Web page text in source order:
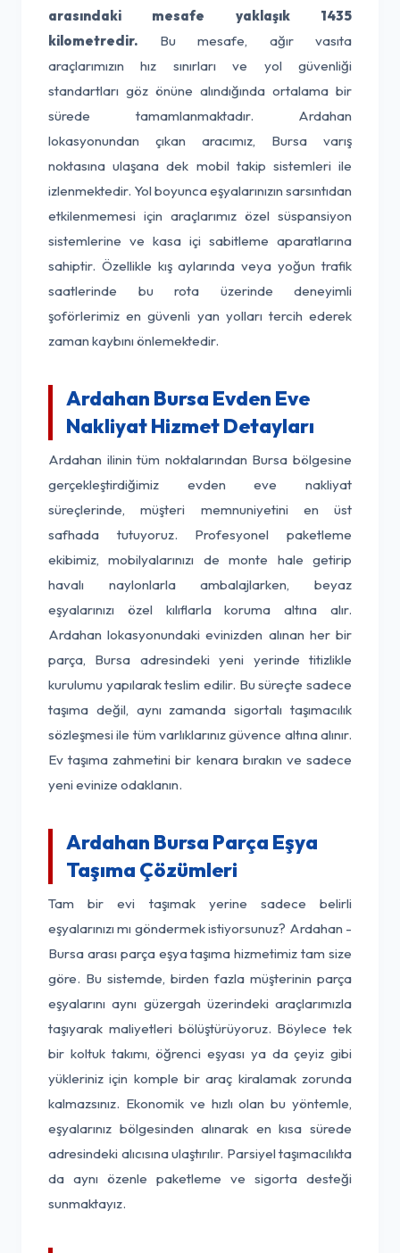
arasındaki mesafe yaklaşık 1435
kilometredir. Bu mesafe, ağır vasıta
araçlarımızın hız sınırları ve yol güvenliği
standartları göz önüne alındığında ortalama bir
sürede tamamlanmaktadır. Ardahan
lokasyonundan çıkan aracımız, Bursa varış
noktasına ulaşana dek mobil takip sistemleri ile
izlenmektedir. Yol boyunca eşyalarınızın sarsıntıdan
etkilenmemesi için araçlarımız özel süspansiyon
sistemlerine ve kasa içi sabitleme aparatlarına
sahiptir. Özellikle kış aylarında veya yoğun trafik
saatlerinde bu rota üzerinde deneyimli
şoförlerimiz en güvenli yan yolları tercih ederek
zaman kaybını önlemektedir.
Ardahan Bursa Evden Eve
Nakliyat Hizmet Detayları
Ardahan ilinin tüm noktalarından Bursa bölgesine
gerçekleştirdiğimiz evden eve nakliyat
süreçlerinde, müşteri memnuniyetini en üst
safhada tutuyoruz. Profesyonel paketleme
ekibimiz, mobilyalarınızı de monte hale getirip
havalı naylonlarla ambalajlarken, beyaz
eşyalarınızı özel kılıflarla koruma altına alır.
Ardahan lokasyonundaki evinizden alınan her bir
parça, Bursa adresindeki yeni yerinde titizlikle
kurulumu yapılarak teslim edilir. Bu süreçte sadece
taşıma değil, aynı zamanda sigortalı taşımacılık
sözleşmesi ile tüm varlıklarınız güvence altına alınır.
Ev taşıma zahmetini bir kenara bırakın ve sadece
yeni evinize odaklanın.
Ardahan Bursa Parça Eşya
Taşıma Çözümleri
Tam bir evi taşımak yerine sadece belirli
eşyalarınızı mı göndermek istiyorsunuz? Ardahan -
Bursa arası parça eşya taşıma hizmetimiz tam size
göre. Bu sistemde, birden fazla müşterinin parça
eşyalarını aynı güzergah üzerindeki araçlarımızla
taşıyarak maliyetleri bölüştürüyoruz. Böylece tek
bir koltuk takımı, öğrenci eşyası ya da çeyiz gibi
yükleriniz için komple bir araç kiralamak zorunda
kalmazsınız. Ekonomik ve hızlı olan bu yöntemle,
eşyalarınız bölgesinden alınarak en kısa sürede
adresindeki alıcısına ulaştırılır. Parsiyel taşımacılıkta
da aynı özenle paketleme ve sigorta desteği
sunmaktayız.